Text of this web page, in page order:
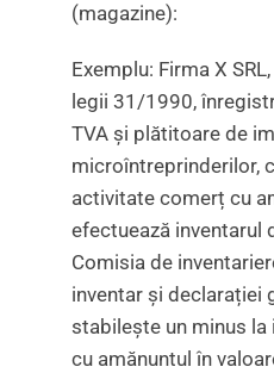
(magazine):
Exemplu: Firma X
legii 31/1990,
TVA și plătitoare de
microîntreprinderilor,
activitate comerț cu
efectuează inventarul
Comisia de
inventar și declarației
stabilește un minus
cu amănuntul în